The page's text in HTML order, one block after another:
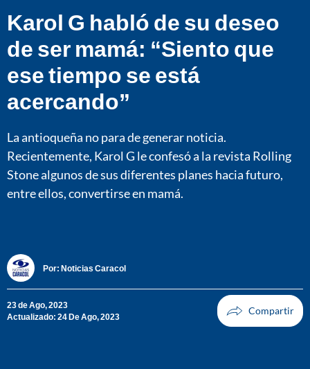
Karol G habló de su deseo
de ser mamá: “Siento que
ese tiempo se está
acercando”
La antioqueña no para de generar noticia.
Recientemente, Karol G le confesó a la revista Rolling
Stone algunos de sus diferentes planes hacia futuro,
entre ellos, convertirse en mamá.
Por: Noticias Caracol
23 de Ago, 2023
Actualizado: 24 De Ago, 2023